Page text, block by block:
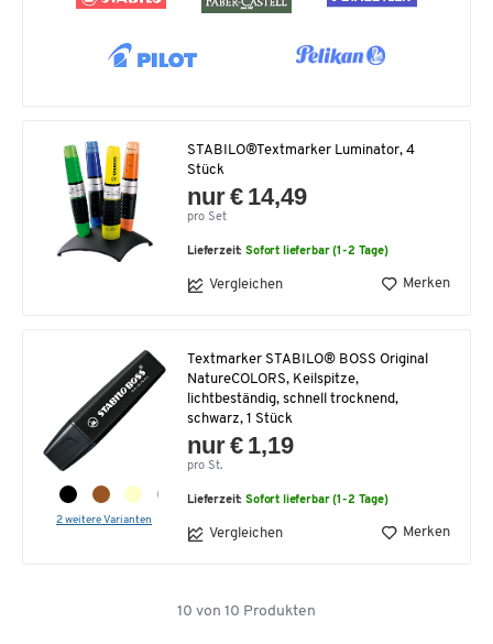
STABILO®Textmarker Luminator, 4
Stück
nur € 14,49
pro Set
Lieferzeit:Sofort lieferbar (1-2 Tage)
Vergleichen Merken
2 weitere Varianten
Textmarker STABILO® BOSS Original
NatureCOLORS, Keilspitze,
lichtbeständig, schnell trocknend,
schwarz, 1 Stück
nur € 1,19
pro St.
Lieferzeit:Sofort lieferbar (1-2 Tage)
Vergleichen Merken
10 von 10 Produkten